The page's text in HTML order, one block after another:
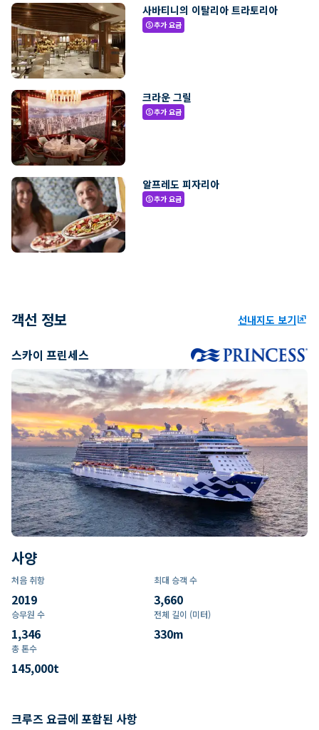
사바티니의 이탈리아 트라토리아
paid추가 요금
크라운 그릴
paid추가 요금
알프레도 피자리아
paid추가 요금
객선 정보 선내지도 보기ungroup
스카이 프린세스
사양
처음 취항
2019
최대 승객 수
3,660
승무원 수
1,346
전체 길이 (미터)
330m
총 톤수
145,000t
크루즈 요금에 포함된 사항